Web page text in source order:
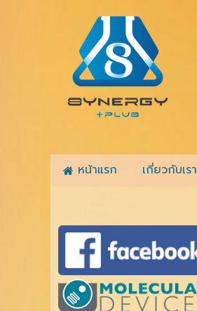
หน้าแรก เกี่ยวกับเรา